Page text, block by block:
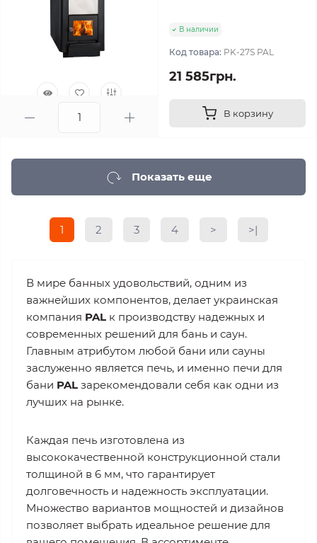
В наличии
Код товара: PK-27S PAL
21 585грн.
В корзину
Показать еще
1 2 3 4 > >|
В мире банных удовольствий, одним из
важнейших компонентов, делает украинская
компания PAL к производству надежных и
современных решений для бань и саун.
Главным атрибутом любой бани или сауны
заслуженно является печь, и именно печи для
бани PAL зарекомендовали себя как одни из
лучших на рынке.
Каждая печь изготовлена из
высококачественной конструкционной стали
толщиной в 6 мм, что гарантирует
долговечность и надежность эксплуатации.
Множество вариантов мощностей и дизайнов
позволяет выбрать идеальное решение для